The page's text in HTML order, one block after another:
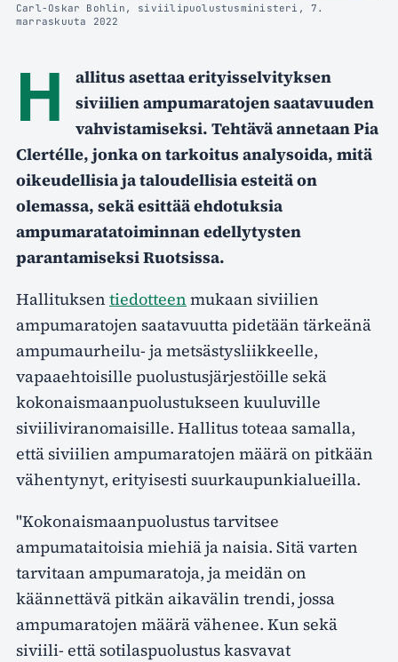
Carl-Oskar Bohlin, siviilipuolustusministeri, 7.
marraskuuta 2022
H
allitus asettaa erityisselvityksen
siviilien ampumaratojen saatavuuden
vahvistamiseksi. Tehtävä annetaan Pia
Clertélle, jonka on tarkoitus analysoida, mitä
oikeudellisia ja taloudellisia esteitä on
olemassa, sekä esittää ehdotuksia
ampumaratatoiminnan edellytysten
parantamiseksi Ruotsissa.
Hallituksen tiedotteen mukaan siviilien
ampumaratojen saatavuutta pidetään tärkeänä
ampumaurheilu- ja metsästysliikkeelle,
vapaaehtoisille puolustusjärjestöille sekä
kokonaismaanpuolustukseen kuuluville
siviiliviranomaisille. Hallitus toteaa samalla,
että siviilien ampumaratojen määrä on pitkään
vähentynyt, erityisesti suurkaupunkialueilla.
"Kokonaismaanpuolustus tarvitsee
ampumataitoisia miehiä ja naisia. Sitä varten
tarvitaan ampumaratoja, ja meidän on
käännettävä pitkän aikavälin trendi, jossa
ampumaratojen määrä vähenee. Kun sekä
siviili- että sotilaspuolustus kasvavat